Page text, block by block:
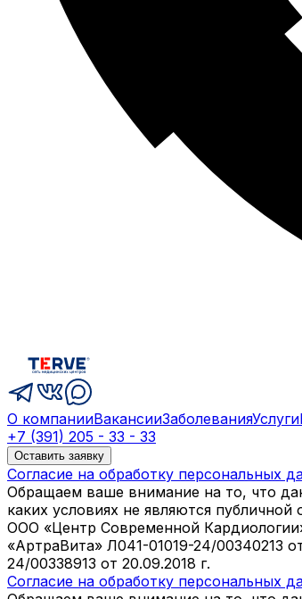
О компанииВакансииЗаболеванияУслуги
+7 (391) 205 - 33 - 33
Оставить заявку
Согласие на обработку персональных
Обращаем ваше внимание на то, что
каких условиях не являются
ООО «Центр Современной
«АртраВита» Л041-01019-24/00340213
24/00338913 от 20.09.2018 г.
Согласие на обработку персональных